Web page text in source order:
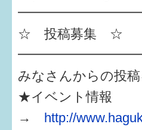
☆ 投稿募集 ☆
みなさんからの投
★イベント情報
→ http://